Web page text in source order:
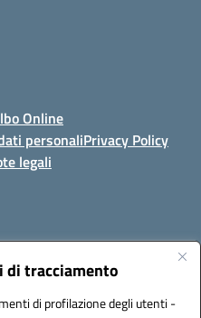
di tracciamento
di profilazione degli utenti -
Online
personaliPrivacy Policy
legali
90133 - Palermo